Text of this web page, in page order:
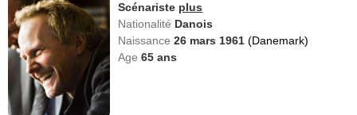
Scénariste plus
Nationalité Danois
Naissance26 mars 1961(Danemark)
Age65 ans